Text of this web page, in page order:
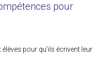
pour
pour qu’ils écrivent leur